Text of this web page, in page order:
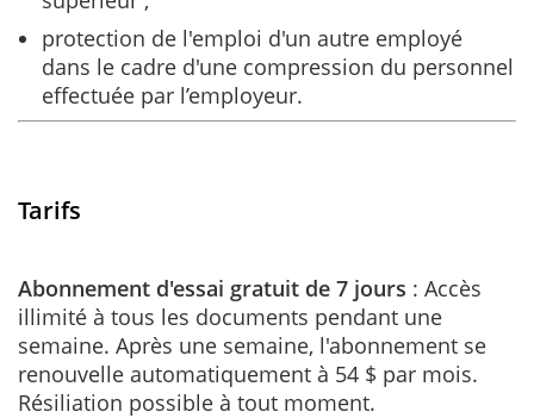
protection de l'emploi d'un autre employé
dans le cadre d'une compression du personnel
effectuée par l’employeur.
Tarifs
Abonnement d'essai gratuit de 7 jours : Accès
illimité à tous les documents pendant une
semaine. Après une semaine, l'abonnement se
renouvelle automatiquement à 54 $ par mois.
Résiliation possible à tout moment.